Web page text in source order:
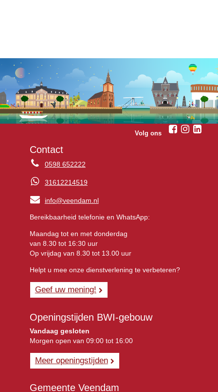
Volg ons
Contact
0598 652222
31612214519
info@veendam.nl
Bereikbaarheid telefonie en WhatsApp:
Maandag tot en met donderdag
van 8.30 tot 16:30 uur
Op vrijdag van 8.30 tot 13.00 uur
Helpt u mee onze dienstverlening te verbeteren?
Geef uw mening!
Openingstijden BWI-gebouw
Vandaag gesloten
Morgen open van 09:00 tot 16:00
Meer openingstijden
Gemeente Veendam